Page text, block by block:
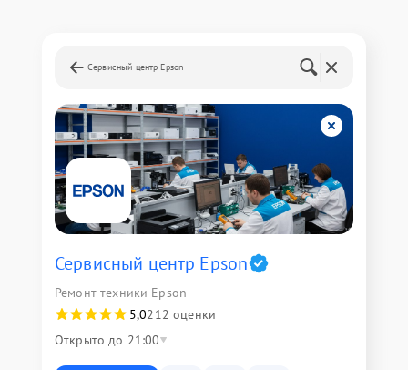
Сервисный центр Epson
Сервисный центр Epson
Ремонт техники Epson
5,0212 оценки
Открыто до 21:00